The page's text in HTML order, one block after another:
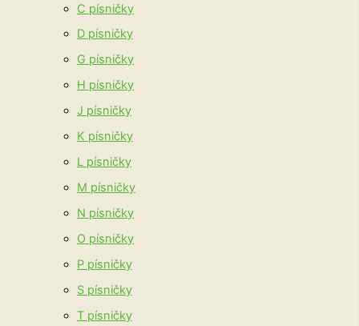
C písničky
D písničky
G písničky
H písničky
J písničky
K písničky
L písničky
M písničky
N písničky
O písničky
P písničky
S písničky
T písničky